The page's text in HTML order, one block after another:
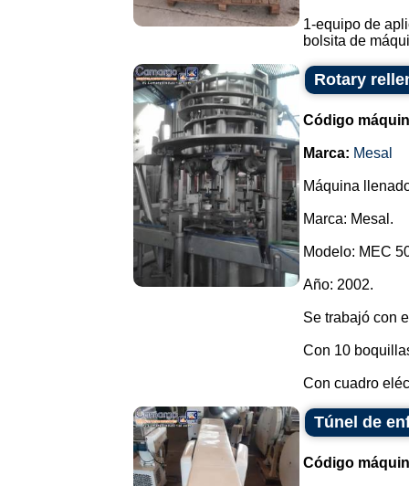
1-equipo de
bolsita de
Rotary
Código
Marca: Mesal
Máquina
Marca: Mesal.
Modelo: MEC
Año: 2002.
Se trabajó con
Con 10
Con cuadro
Túnel de
Código